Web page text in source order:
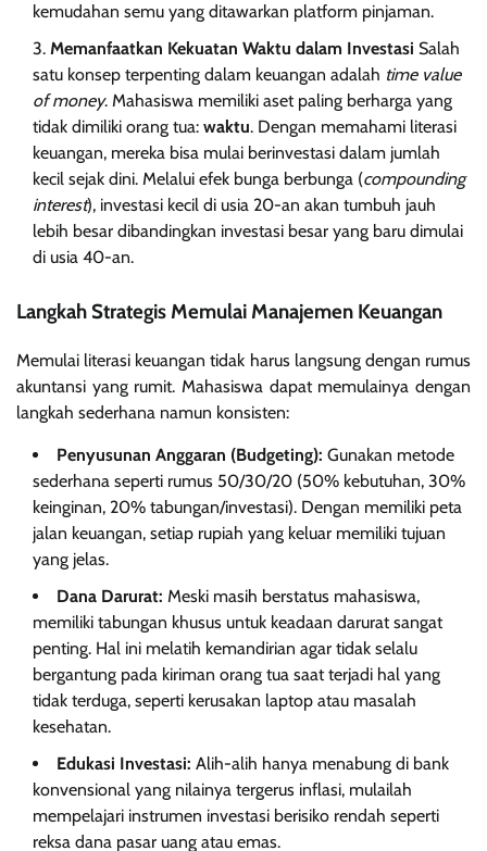
kemudahan semu yang ditawarkan platform pinjaman.
Memanfaatkan Kekuatan Waktu dalam Investasi Salah
satu konsep terpenting dalam keuangan adalah time value
of money. Mahasiswa memiliki aset paling berharga yang
tidak dimiliki orang tua: waktu. Dengan memahami literasi
keuangan, mereka bisa mulai berinvestasi dalam jumlah
kecil sejak dini. Melalui efek bunga berbunga (compounding
interest), investasi kecil di usia 20-an akan tumbuh jauh
lebih besar dibandingkan investasi besar yang baru dimulai
di usia 40-an.
Langkah Strategis Memulai Manajemen Keuangan
Memulai literasi keuangan tidak harus langsung dengan rumus
akuntansi yang rumit. Mahasiswa dapat memulainya dengan
langkah sederhana namun konsisten:
Penyusunan Anggaran (Budgeting): Gunakan metode
sederhana seperti rumus 50/30/20 (50% kebutuhan, 30%
keinginan, 20% tabungan/investasi). Dengan memiliki peta
jalan keuangan, setiap rupiah yang keluar memiliki tujuan
yang jelas.
Dana Darurat: Meski masih berstatus mahasiswa,
memiliki tabungan khusus untuk keadaan darurat sangat
penting. Hal ini melatih kemandirian agar tidak selalu
bergantung pada kiriman orang tua saat terjadi hal yang
tidak terduga, seperti kerusakan laptop atau masalah
kesehatan.
Edukasi Investasi: Alih-alih hanya menabung di bank
konvensional yang nilainya tergerus inflasi, mulailah
mempelajari instrumen investasi berisiko rendah seperti
reksa dana pasar uang atau emas.